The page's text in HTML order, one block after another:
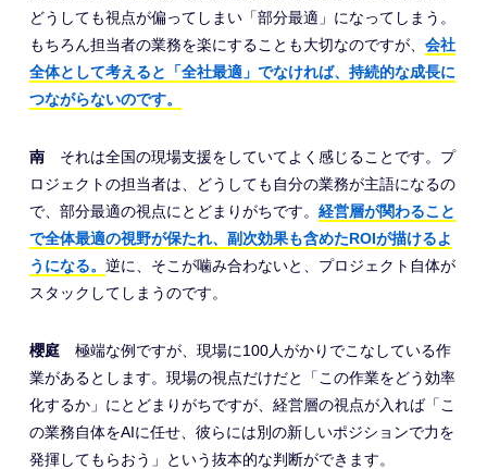
どうしても視点が偏ってしまい「部分最適」になってしまう。
もちろん担当者の業務を楽にすることも大切なのですが、 会社
全体として考えると「全社最適」でなければ、持続的な成長に
つながらないのです。
南それは全国の現場支援をしていてよく感じることです。プ
ロジェクトの担当者は、どうしても自分の業務が主語になるの
で、部分最適の視点にとどまりがちです。 経営層が関わること
で全体最適の視野が保たれ、副次効果も含めたROIが描けるよ
うになる。 逆に、そこが噛み合わないと、プロジェクト自体が
スタックしてしまうのです。
櫻庭極端な例ですが、現場に100人がかりでこなしている作
業があるとします。現場の視点だけだと「この作業をどう効率
化するか」にとどまりがちですが、経営層の視点が入れば「こ
の業務自体をAIに任せ、彼らには別の新しいポジションで力を
発揮してもらおう」という抜本的な判断ができます。